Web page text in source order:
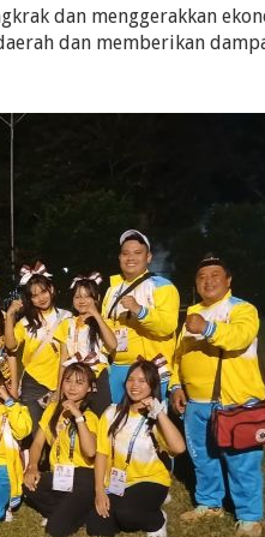
dan menggerakkan
dan memberikan